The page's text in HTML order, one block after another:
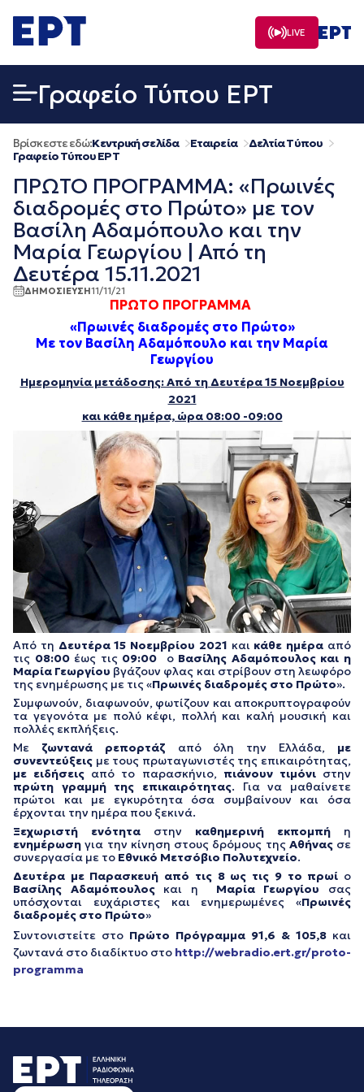
σε
περιεχόμενο
LIVE
Γραφείο Τύπου ΕΡΤ
Βρίσκεστε εδώ:Κεντρική σελίδα Εταιρεία
Δελτία Τύπου
Γραφείο Τύπου ΕΡΤ
ΠΡΩΤΟ ΠΡΟΓΡΑΜΜΑ: «Πρωινές
διαδρομές στο Πρώτο» με τον
Βασίλη Αδαμόπουλο και την
Μαρία Γεωργίου | Από τη
Δευτέρα 15.11.2021
ΔΗΜΟΣΙΕΥΣΗ11/11/21
ΠΡΩΤΟ ΠΡΟΓΡΑΜΜΑ
«Πρωινές διαδρομές στο Πρώτο»
Με τον Βασίλη Αδαμόπουλο και την Μαρία
Γεωργίου
Ημερομηνία μετάδοσης: Από τη Δευτέρα 15 Νοεμβρίου
2021
και κάθε ημέρα, ώρα 08:00 -09:00
Από τη Δευτέρα 15 Νοεμβρίου 2021 και κάθε ημέρα από
τις 08:00έως τις 09:00 οΒασίλης Αδαμόπουλος και η
Μαρία Γεωργίου βγάζουν φλας και στρίβουν στη λεωφόρο
της ενημέρωσης με τις «Πρωινές διαδρομές στο Πρώτο».
Συμφωνούν, διαφωνούν, φωτίζουν και αποκρυπτογραφούν
τα γεγονότα με πολύ κέφι, πολλή και καλή μουσική και
πολλές εκπλήξεις.
Με ζωντανά ρεπορτάζ από όλη την Ελλάδα, με
συνεντεύξεις με τους πρωταγωνιστές της επικαιρότητας,
με ειδήσεις από το παρασκήνιο, πιάνουν τιμόνιστην
πρώτη γραμμή της επικαιρότητας. Για να μαθαίνετε
πρώτοι και με εγκυρότητα όσα συμβαίνουν και όσα
έρχονται την ημέρα που ξεκινά.
Ξεχωριστή ενότητα στην καθημερινή εκπομπή η
ενημέρωση για την κίνηση στους δρόμους της Αθήναςσε
συνεργασία με το Εθνικό Μετσόβιο Πολυτεχνείο.
Δευτέρα με Παρασκευή από τις 8 ως τις 9το πρωί ο
Βασίλης Αδαμόπουλοςκαι η Μαρία Γεωργίου σας
υπόσχονται ευχάριστες και ενημερωμένες «Πρωινές
διαδρομές στο Πρώτο»
Συντονιστείτε στο Πρώτο Πρόγραμμα 91,6 & 105,8 και
ζωντανά στο διαδίκτυο στο http://webradio.ert.gr/proto-
programma